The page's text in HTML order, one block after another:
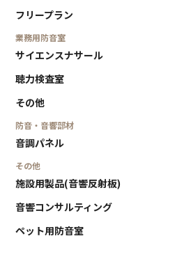
フリープラン
業務用防音室
サイエンスナサール
聴力検査室
その他
防音・音響部材
音調パネル
その他
施設用製品(音響反射板)
音響コンサルティング
ペット用防音室